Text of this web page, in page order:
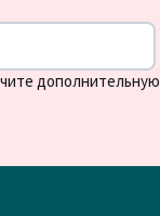
дополнительную